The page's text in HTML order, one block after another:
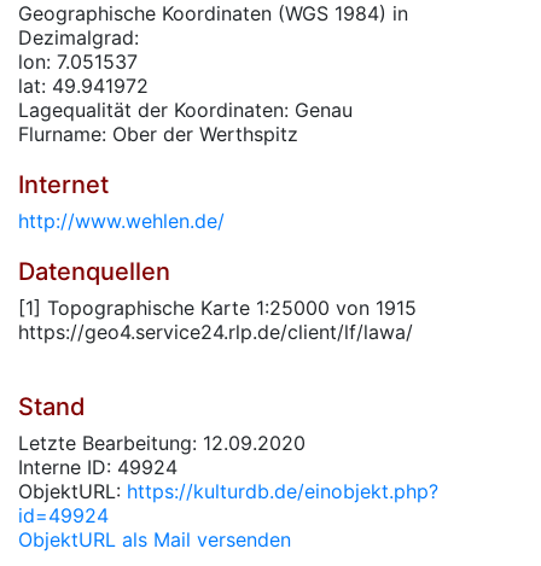
Geographische Koordinaten (WGS 1984) in
Dezimalgrad:
lon: 7.051537
lat: 49.941972
Lagequalität der Koordinaten: Genau
Flurname: Ober der Werthspitz
Internet
http://www.wehlen.de/
Datenquellen
[1] Topographische Karte 1:25000 von 1915
https://geo4.service24.rlp.de/client/lf/lawa/
Stand
Letzte Bearbeitung: 12.09.2020
Interne ID: 49924
ObjektURL: https://kulturdb.de/einobjekt.php?
id=49924
ObjektURL als Mail versenden